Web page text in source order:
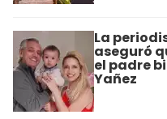
La
aseguró
el padre
Yañez